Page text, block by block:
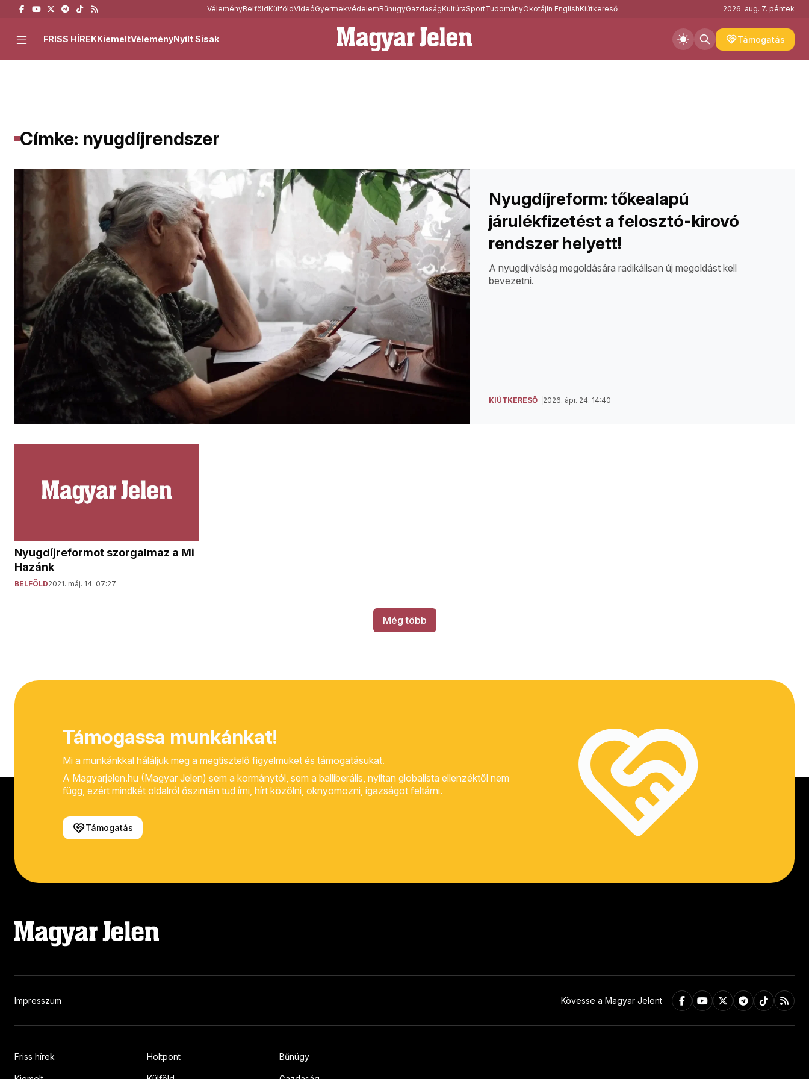
VéleményBelföldKülföldVideóGyermekvédelemBűnügyGazdaságKultúraSportTudományÖkotájIn EnglishKiútkereső 2026. aug. 7. péntek
Támogatás
FRISS HÍREKKiemeltVéleményNyílt Sisak
Címke: nyugdíjrendszer
Nyugdíjreform: tőkealapú
járulékfizetést a felosztó-kirovó
rendszer helyett!
A nyugdíjválság megoldására radikálisan új megoldást kell
bevezetni.
KIÚTKERESŐ 2026. ápr. 24. 14:40
Nyugdíjreformot szorgalmaz a Mi
Hazánk
BELFÖLD2021. máj. 14. 07:27
Még több
Támogassa munkánkat!
Mi a munkánkkal háláljuk meg a megtisztelő figyelmüket és támogatásukat.
A Magyarjelen.hu (Magyar Jelen) sem a kormánytól, sem a balliberális, nyíltan globalista ellenzéktől nem
függ, ezért mindkét oldalról őszintén tud írni, hírt közölni, oknyomozni, igazságot feltárni.
Támogatás
Impresszum Kövesse a Magyar Jelent
Friss hírek Holtpont Bűnügy